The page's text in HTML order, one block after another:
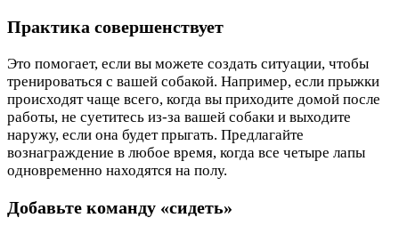
Практика совершенствует
Это помогает, если вы можете создать ситуации, чтобы
тренироваться с вашей собакой. Например, если прыжки
происходят чаще всего, когда вы приходите домой после
работы, не суетитесь из-за вашей собаки и выходите
наружу, если она будет прыгать. Предлагайте
вознаграждение в любое время, когда все четыре лапы
одновременно находятся на полу.
Добавьте команду «сидеть»